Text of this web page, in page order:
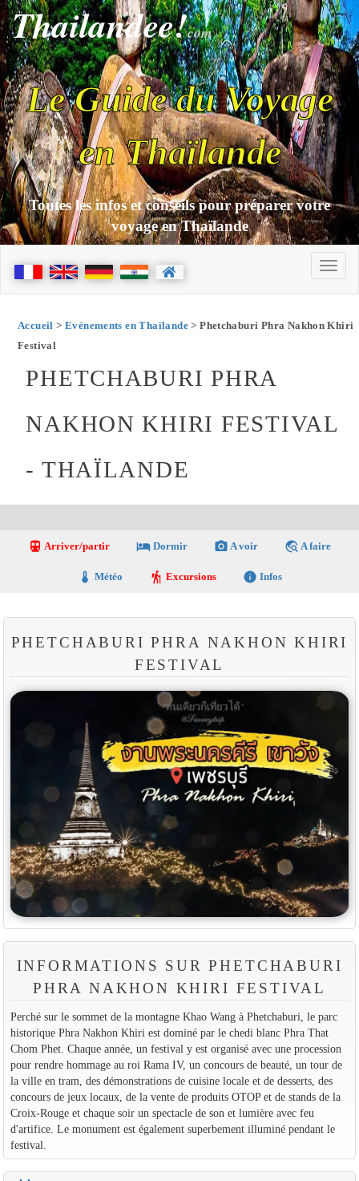
Thailandee!com
Le Guide du Voyage
en Thaïlande
Toutes les infos et conseils pour préparer votre
voyage en Thaïlande
Accueil > Evénements en Thaïlande> Phetchaburi Phra Nakhon Khiri
Festival
PHETCHABURI PHRA
NAKHON KHIRI FESTIVAL
- THAÏLANDE
directions_transit Arriver/partir local_hotel Dormir photo_camera A voir travel_explore A faire
thermostat Météo hiking Excursions info Infos
PHETCHABURI PHRA NAKHON KHIRI
FESTIVAL
INFORMATIONS SUR PHETCHABURI
PHRA NAKHON KHIRI FESTIVAL
Perché sur le sommet de la montagne Khao Wang à Phetchaburi, le parc
historique Phra Nakhon Khiri est dominé par le chedi blanc Phra That
Chom Phet. Chaque année, un festival y est organisé avec une procession
pour rendre hommage au roi Rama IV, un concours de beauté, un tour de
la ville en tram, des démonstrations de cuisine locale et de desserts, des
concours de jeux locaux, de la vente de produits OTOP et de stands de la
Croix-Rouge et chaque soir un spectacle de son et lumière avec feu
d'artifice. Le monument est également superbement illuminé pendant le
festival.